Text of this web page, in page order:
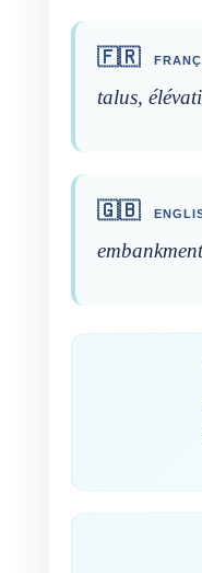
🇫🇷
talus,
🇬🇧